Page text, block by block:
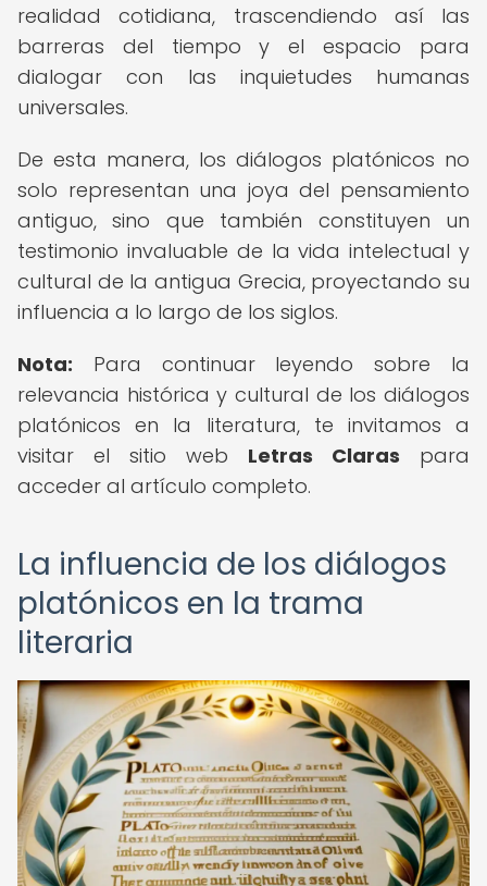
realidad cotidiana, trascendiendo así las
barreras del tiempo y el espacio para
dialogar con las inquietudes humanas
universales.
De esta manera, los diálogos platónicos no
solo representan una joya del pensamiento
antiguo, sino que también constituyen un
testimonio invaluable de la vida intelectual y
cultural de la antigua Grecia, proyectando su
influencia a lo largo de los siglos.
Nota: Para continuar leyendo sobre la
relevancia histórica y cultural de los diálogos
platónicos en la literatura, te invitamos a
visitar el sitio web Letras Claras para
acceder al artículo completo.
La influencia de los diálogos
platónicos en la trama
literaria